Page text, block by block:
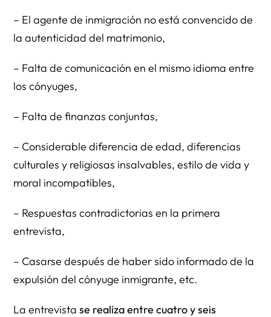
– El agente de inmigración no está convencido de
la autenticidad del matrimonio,
– Falta de comunicación en el mismo idioma entre
los cónyuges,
– Falta de finanzas conjuntas,
– Considerable diferencia de edad, diferencias
culturales y religiosas insalvables, estilo de vida y
moral incompatibles,
– Respuestas contradictorias en la primera
entrevista,
– Casarse después de haber sido informado de la
expulsión del cónyuge inmigrante, etc.
La entrevistase realiza entre cuatro y seis